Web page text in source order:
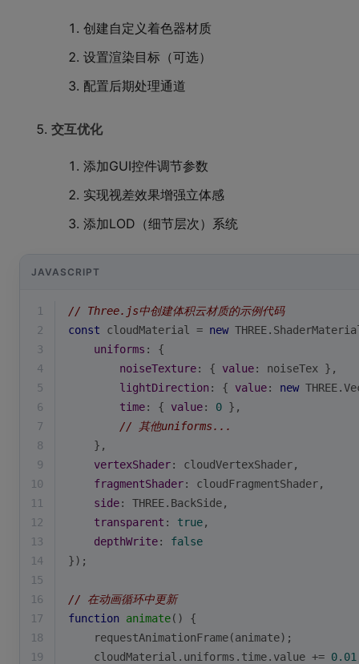
创建自定义着色器材质
设置渲染目标（可选）
配置后期处理通道
交互优化
添加GUI控件调节参数
实现视差效果增强立体感
添加LOD（细节层次）系统
JAVASCRIPT
1
// Three.js中创建体积云材质的示例代码
2
const cloudMaterial = new
3
uniforms : {
4
noiseTexture: { value: noiseTex },
5
lightDirection : { value: new
6
time: { value: 0 },
7
// 其他uniforms...
8
    },
9
vertexShader: cloudVertexShader,
10
fragmentShader: cloudFragmentShader,
11
side: THREE.BackSide,
12
transparent : true,
13
depthWrite: false
14
});
15
16
// 在动画循环中更新
17
function animate( ) {
18
    requestAnimationFrame(animate);
19
    cloudMaterial.uniforms.time.value +=
0.01